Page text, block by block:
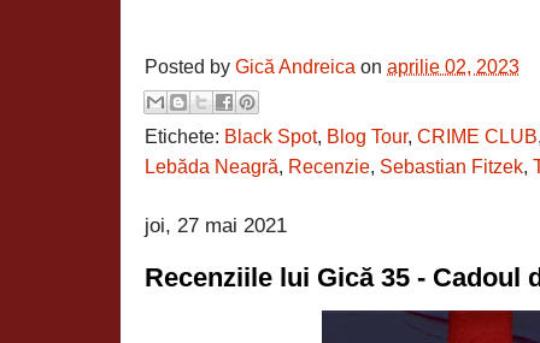
Posted by Gică Andreica on aprilie 02, 2023
Etichete: Black Spot, Blog Tour, CRIME CLUB
Lebăda Neagră, Recenzie, Sebastian Fitzek,
joi, 27 mai 2021
Recenziile lui Gică 35 - Cadoul